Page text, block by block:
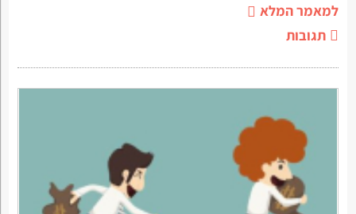
למאמר המלא
תגובות